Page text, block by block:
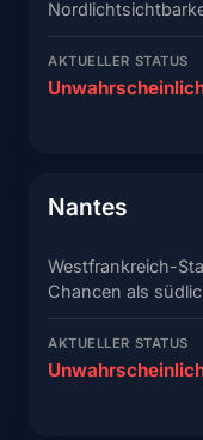
AKTUELLER STATUS
Nantes
Westfrankreich-
Chancen als
AKTUELLER STATUS